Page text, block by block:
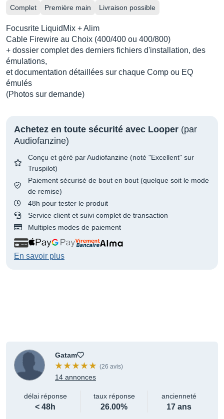
Complet Première main Livraison possible
Focusrite LiquidMix + Alim
Cable Firewire au Choix (400/400 ou 400/800)
+ dossier complet des derniers fichiers d'installation, des
émulations,
et documentation détaillées sur chaque Comp ou EQ
émulés
(Photos sur demande)
Achetez en toute sécurité avec Looper (par
Audiofanzine)
Conçu et géré par Audiofanzine (noté "Excellent" sur
Truspilot)
Paiement sécurisé de bout en bout (quelque soit le mode
de remise)
48h pour tester le produit
Service client et suivi complet de transaction
Multiples modes de paiement
En savoir plus
Gatam
(26 avis)
14 annonces
délai réponse
< 48h
taux réponse
26.00%
ancienneté
17 ans